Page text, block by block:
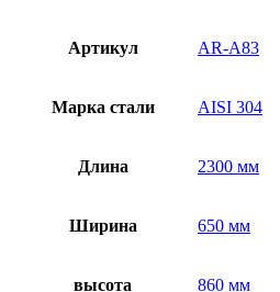
Артикул AR-A83
Марка стали AISI 304
Длина 2300 мм
Ширина 650 мм
высота 860 мм